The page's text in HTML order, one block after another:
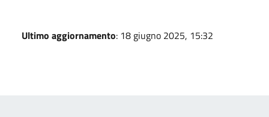
Ultimo aggiornamento: 18 giugno 2025, 15:32